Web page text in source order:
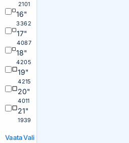
2101
16"
3362
17"
4087
18"
4205
19"
4215
20"
4011
21"
1939
VaataVali